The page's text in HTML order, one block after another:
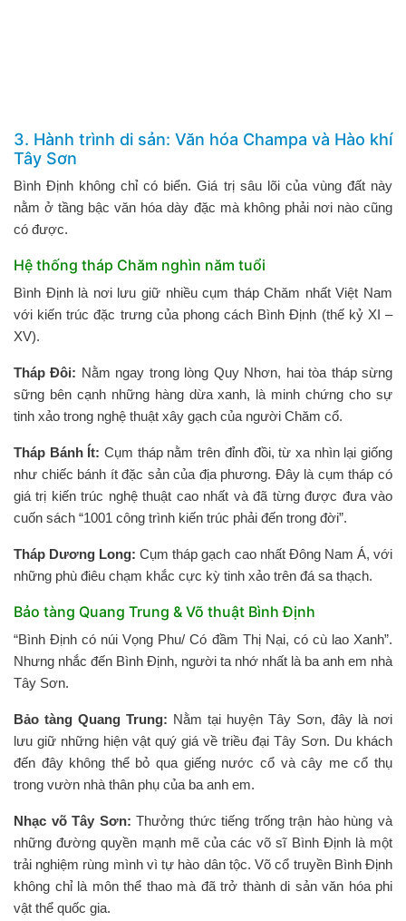
3. Hành trình di sản: Văn hóa Champa và Hào khí
Tây Sơn
Bình Định không chỉ có biển. Giá trị sâu lõi của vùng đất này
nằm ở tầng bậc văn hóa dày đặc mà không phải nơi nào cũng
có được.
Hệ thống tháp Chăm nghìn năm tuổi
Bình Định là nơi lưu giữ nhiều cụm tháp Chăm nhất Việt Nam
với kiến trúc đặc trưng của phong cách Bình Định (thế kỷ XI –
XV).
Tháp Đôi: Nằm ngay trong lòng Quy Nhơn, hai tòa tháp sừng
sững bên cạnh những hàng dừa xanh, là minh chứng cho sự
tinh xảo trong nghệ thuật xây gạch của người Chăm cổ.
Tháp Bánh Ít: Cụm tháp nằm trên đỉnh đồi, từ xa nhìn lại giống
như chiếc bánh ít đặc sản của địa phương. Đây là cụm tháp có
giá trị kiến trúc nghệ thuật cao nhất và đã từng được đưa vào
cuốn sách “1001 công trình kiến trúc phải đến trong đời”.
Tháp Dương Long: Cụm tháp gạch cao nhất Đông Nam Á, với
những phù điêu chạm khắc cực kỳ tinh xảo trên đá sa thạch.
Bảo tàng Quang Trung & Võ thuật Bình Định
“Bình Định có núi Vọng Phu/ Có đầm Thị Nại, có cù lao Xanh”.
Nhưng nhắc đến Bình Định, người ta nhớ nhất là ba anh em nhà
Tây Sơn.
Bảo tàng Quang Trung: Nằm tại huyện Tây Sơn, đây là nơi
lưu giữ những hiện vật quý giá về triều đại Tây Sơn. Du khách
đến đây không thể bỏ qua giếng nước cổ và cây me cổ thụ
trong vườn nhà thân phụ của ba anh em.
Nhạc võ Tây Sơn: Thưởng thức tiếng trống trận hào hùng và
những đường quyền mạnh mẽ của các võ sĩ Bình Định là một
trải nghiệm rùng mình vì tự hào dân tộc. Võ cổ truyền Bình Định
không chỉ là môn thể thao mà đã trở thành di sản văn hóa phi
vật thể quốc gia.